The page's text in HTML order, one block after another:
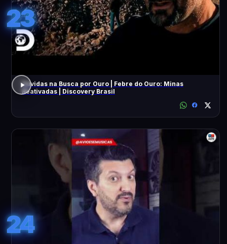
23
Dúvidas na Busca por Ouro | Febre do Ouro: Minas
Reativadas | Discovery Brasil
24